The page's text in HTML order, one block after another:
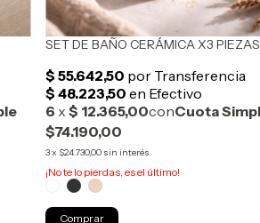
SET DE BAÑO CERÁMICA X3 PIEZAS
$74.190,00
3x $24.730,00 sin interés
¡No te lo pierdas, es el último!
Comprar